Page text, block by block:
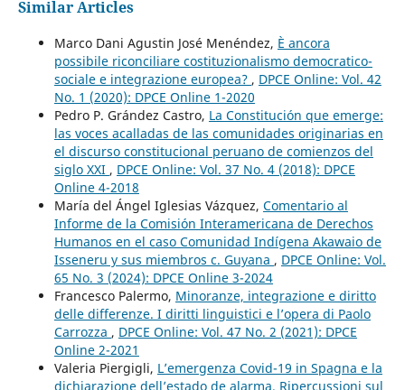
Similar Articles
Marco Dani Agustin José Menéndez, È ancora
possibile riconciliare costituzionalismo democratico-
sociale e integrazione europea? , DPCE Online: Vol. 42
No. 1 (2020): DPCE Online 1-2020
Pedro P. Grández Castro, La Constitución que emerge:
las voces acalladas de las comunidades originarias en
el discurso constitucional peruano de comienzos del
siglo XXI , DPCE Online: Vol. 37 No. 4 (2018): DPCE
Online 4-2018
María del Ángel Iglesias Vázquez, Comentario al
Informe de la Comisión Interamericana de Derechos
Humanos en el caso Comunidad Indígena Akawaio de
Isseneru y sus miembros c. Guyana , DPCE Online: Vol.
65 No. 3 (2024): DPCE Online 3-2024
Francesco Palermo, Minoranze, integrazione e diritto
delle differenze. I diritti linguistici e l’opera di Paolo
Carrozza , DPCE Online: Vol. 47 No. 2 (2021): DPCE
Online 2-2021
Valeria Piergigli, L’emergenza Covid-19 in Spagna e la
dichiarazione dell’estado de alarma. Ripercussioni sul